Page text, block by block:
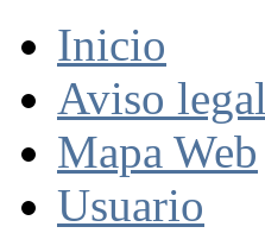
Inicio
Aviso legal
Mapa Web
Usuario